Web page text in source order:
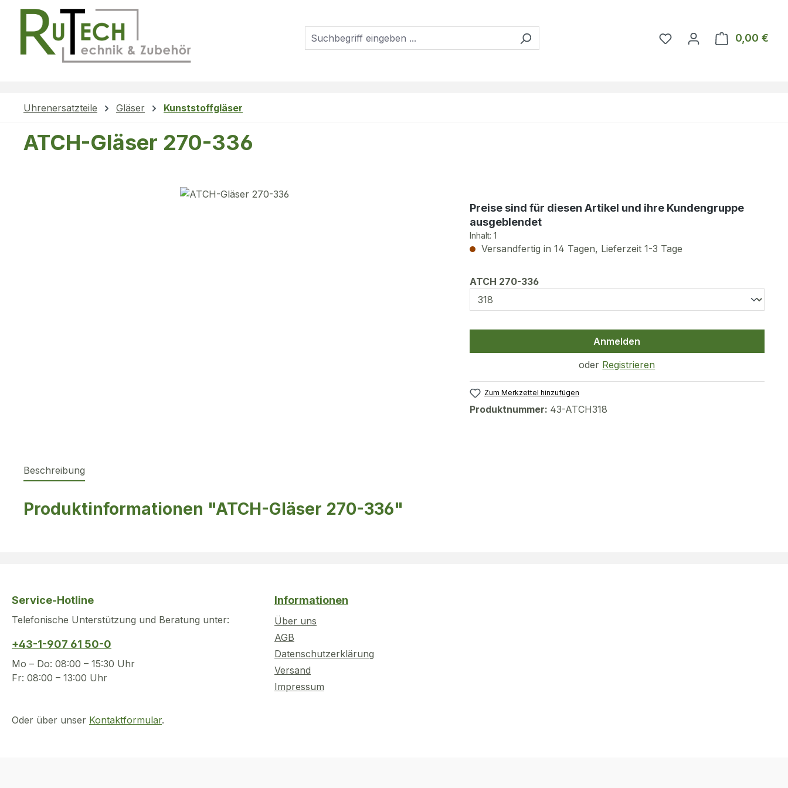
Hauptinhalt springen
Zur Suche springen
Zur Hauptnavigation springen
Du hast 0 Produkte auf
0,00 €
Uhrenersatzteile Gläser Kunststoffgläser
ATCH-Gläser 270-336
Preise sind für diesen Artikel und ihre Kundengruppe
ausgeblendet
Inhalt: 1
Versandfertig in 14 Tagen, Lieferzeit 1-3 Tage
ATCH 270-336auswählen
Anmelden
oder Registrieren
Zum Merkzettel hinzufügen
Produktnummer: 43-ATCH318
Beschreibung
Produktinformationen "ATCH-Gläser 270-336"
Service-Hotline
Telefonische Unterstützung und Beratung unter:
+43-1-907 61 50-0
Mo – Do: 08:00 – 15:30 Uhr
Fr: 08:00 – 13:00 Uhr
Oder über unser Kontaktformular.
Informationen
Über uns
AGB
Datenschutzerklärung
Versand
Impressum